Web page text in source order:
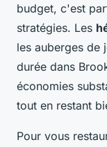
budget, c'est
stratégies. Les
les auberges de
durée dans
économies
tout en restant
Pour vous